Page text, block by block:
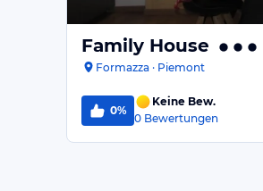
Family House
Formazza · Piemont
0%
Keine Bew.
0 Bewertungen